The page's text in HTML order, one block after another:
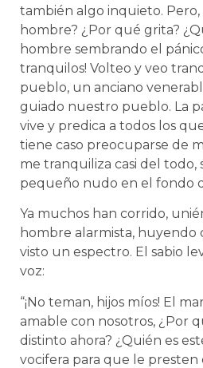
también algo inquieto. Pero,
hombre? ¿Por qué grita?
hombre sembrando el
tranquilos! Volteo y veo
pueblo, un anciano
guiado nuestro pueblo. La
vive y predica a todos los
tiene caso preocuparse de
me tranquiliza casi del todo,
pequeño nudo en el fondo
Ya muchos han corrido,
hombre alarmista, huyendo
visto un espectro. El sabio
voz:
“¡No teman, hijos míos! El
amable con nosotros, ¿Por
distinto ahora? ¿Quién es
vocifera para que le